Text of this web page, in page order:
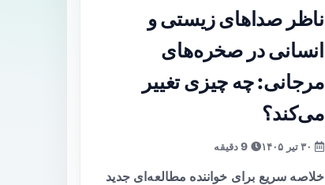
ناظر صداهای زیستی و
انسانی در صخره‌های
مرجانی: چه چیزی تغییر
می‌کند؟
خلاصه سریع برای خواننده مطالعه‌ای جدید